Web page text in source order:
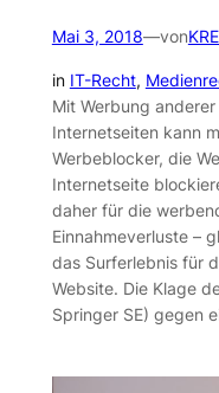
Mai 3, 2018—von
in IT-Recht,
Mit Werbung
Internetseiten kann
Werbeblocker, die
Internetseite
daher für die
Einnahmeverluste –
das Surferlebnis für
Website. Die Klage
Springer SE) gegen